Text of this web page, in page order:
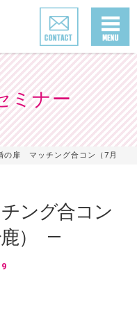
ミナー
の扉 マッチング合コン（7月
ング合コン
）